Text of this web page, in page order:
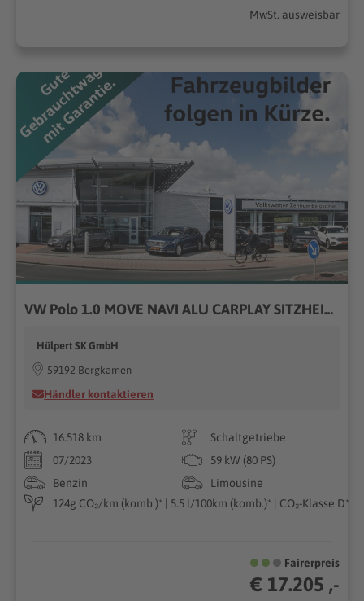
MwSt. ausweisbar
VW Polo 1.0 MOVE NAVI ALU CARPLAY SITZHEIZUNG LED
Hülpert SK GmbH
59192 Bergkamen
Händler kontaktieren
16.518 km
Schaltgetriebe
07/2023
59 kW (80 PS)
Benzin
Limousine
124g CO₂/km (komb.)* | 5.5 l/100km (komb.)* | CO₂-Klasse D*
Fairerpreis
€ 17.205 ,-